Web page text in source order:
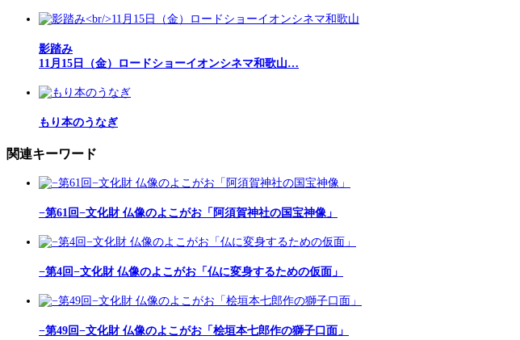
影踏み
11月15日（金）ロードショーイオンシネマ和歌山…
もり本のうなぎ
関連キーワード
−第61回−文化財 仏像のよこがお「阿須賀神社の国宝神像」
−第4回−文化財 仏像のよこがお「仏に変身するための仮面」
−第49回−文化財 仏像のよこがお「桧垣本七郎作の獅子口面」